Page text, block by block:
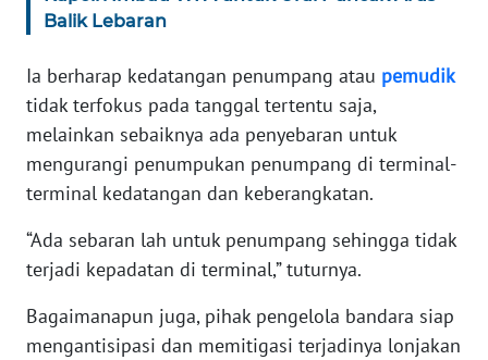
Balik Lebaran
Ia berharap kedatangan penumpang atau pemudik
tidak terfokus pada tanggal tertentu saja,
melainkan sebaiknya ada penyebaran untuk
mengurangi penumpukan penumpang di terminal-
terminal kedatangan dan keberangkatan.
“Ada sebaran lah untuk penumpang sehingga tidak
terjadi kepadatan di terminal,” tuturnya.
Bagaimanapun juga, pihak pengelola bandara siap
mengantisipasi dan memitigasi terjadinya lonjakan
BERKAT
NEWS
ANUGERAH
NEWS
AKHLAK
ID